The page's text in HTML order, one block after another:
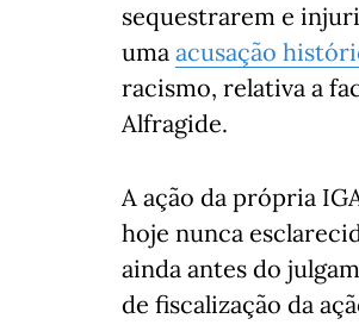
sequestrarem e
uma acusação
racismo, relativa a
Alfragide.
A ação da própria
hoje nunca
ainda antes do
de fiscalização da